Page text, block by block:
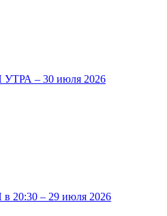
– 30 июля 2026
20:30 – 29 июля 2026